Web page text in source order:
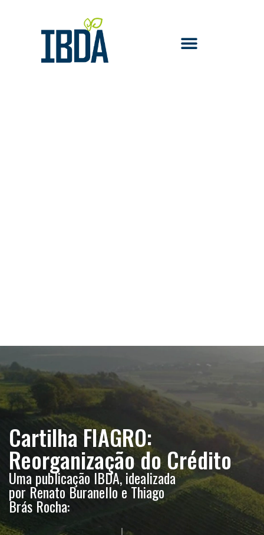
Contratos do Agronegócio:
Recuperação de Crédito e
Efeitos da RJ sobre os
Cartilha FIAGRO:
Reorganização do Crédito
Uma publicação IBDA, idealizada
por Renato Buranello e Thiago
Brás Rocha:
Cartilha FIAGRO:
Reorganização do Crédito
Uma publicação IBDA, idealizada
por Renato Buranello e Thiago
Brás Rocha: